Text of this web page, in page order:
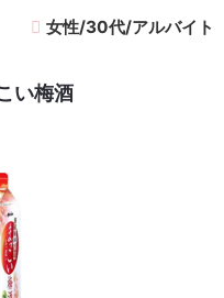
女性/30代/アルバイト
い梅酒